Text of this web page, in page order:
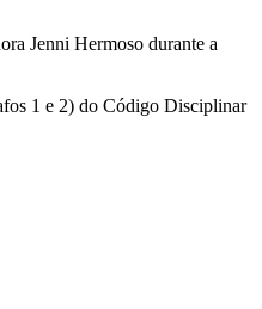
Jenni Hermoso durante a
1 e 2) do Código Disciplinar